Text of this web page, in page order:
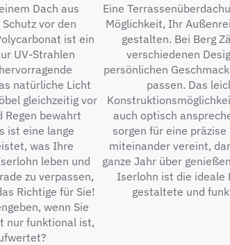
Dach aus
vor den
ist ein
UV-Strahlen
natürliche Licht
gleichzeitig vor
Regen bewahrt
ist eine lange
was Ihre
leben und
zu verpassen,
Richtige für Sie!
wenn Sie
nur funktional ist,
Eine
Möglichkeit, Ihr
gestalten. Bei Berg
verschiedenen
persönlichen
passen. Das
auch optisch
sorgen für eine
miteinander vereint,
ganze Jahr über
Iserlohn ist die ideale
gestaltete und